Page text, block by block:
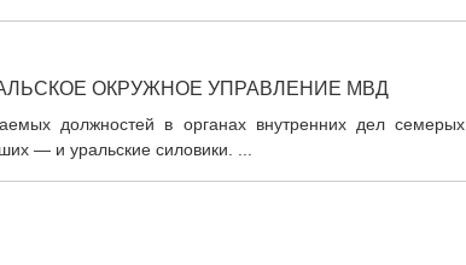
ОКРУЖНОЕ УПРАВЛЕНИЕ МВД
должностей в органах внутренних дел семерых
— и уральские силовики. ...